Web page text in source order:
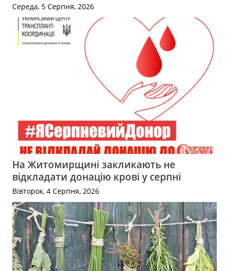
Середа, 5 Серпня, 2026
На Житомирщині закликають не
відкладати донацію крові у серпні
Вівторок, 4 Серпня, 2026